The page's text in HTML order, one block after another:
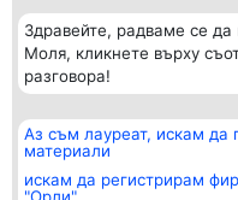
Здравейте, радваме се
Моля, кликнете върху
разговора!
Аз съм лауреат, искам да
материали
искам да регистрирам
Организатор на
класиране
BulevardulAleea Timișul De